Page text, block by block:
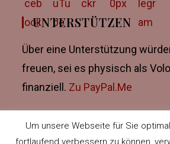
UNTERSTÜTZEN
Über eine Unterstützung
freuen, sei es physisch als
finanziell. Zu PayPal.Me
Um unsere Webseite für Sie